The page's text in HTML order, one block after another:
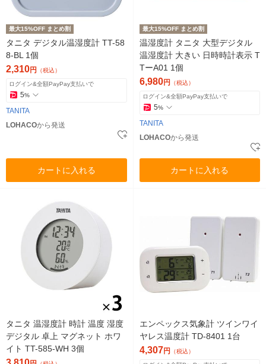
最大15%OFF まとめ割
タニタ デジタル温湿度計 TT-58
8-BL 1個
2,310円 （税込）
ログイン&全額PayPay支払いで
5%
TANITA
LOHACOから発送
カートに入れる
最大15%OFF まとめ割
温湿度計 タニタ 大型デジタル
温湿度計 大きい 日時時計表示 T
TーA01 1個
6,980円 （税込）
ログイン&全額PayPay支払いで
5%
TANITA
LOHACOから発送
カートに入れる
タニタ 温湿度計 時計 温度 湿度
デジタル 卓上 マグネット ホワ
イト TT-585-WH 3個
エンペックス気象計 ツインワイ
ヤレス温度計 TD-8401 1台
4,307円 （税込）